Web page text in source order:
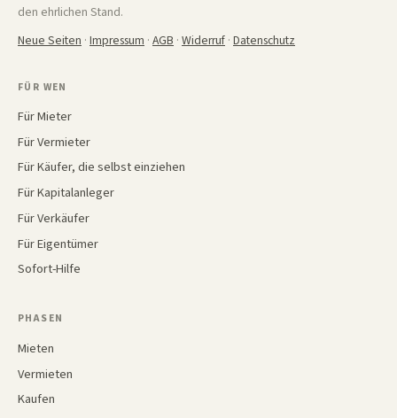
den ehrlichen Stand.
Neue Seiten · Impressum · AGB · Widerruf · Datenschutz
FÜR WEN
Für Mieter
Für Vermieter
Für Käufer, die selbst einziehen
Für Kapitalanleger
Für Verkäufer
Für Eigentümer
Sofort-Hilfe
PHASEN
Mieten
Vermieten
Kaufen